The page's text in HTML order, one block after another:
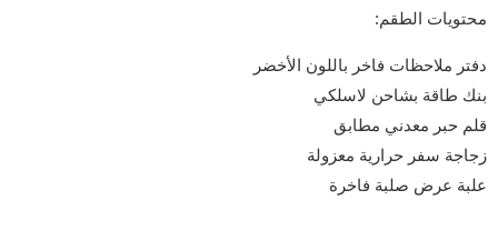
محتويات الطقم:
دفتر ملاحظات فاخر باللون الأخضر
بنك طاقة بشاحن لاسلكي
قلم حبر معدني مطابق
زجاجة سفر حرارية معزولة
علبة عرض صلبة فاخرة